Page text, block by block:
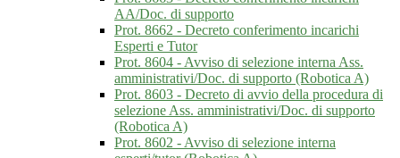
AA/Doc. di supporto
Prot. 8662 - Decreto conferimento incarichi
Esperti e Tutor
Prot. 8604 - Avviso di selezione interna Ass.
amministrativi/Doc. di supporto (Robotica A)
Prot. 8603 - Decreto di avvio della procedura di
selezione Ass. amministrativi/Doc. di supporto
(Robotica A)
Prot. 8602 - Avviso di selezione interna